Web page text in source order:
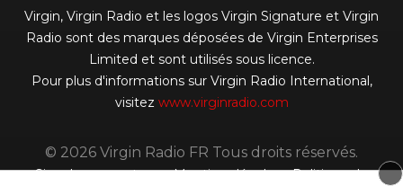
Virgin, Virgin Radio et les logos Virgin Signature et Virgin
Radio sont des marques déposées de Virgin Enterprises
Limited et sont utilisés sous licence.
Pour plus d'informations sur Virgin Radio International,
visitez www.virginradio.com
© 2026 Virgin Radio FR Tous droits réservés.
Signaler un contenu-Mentions légales-Politique de